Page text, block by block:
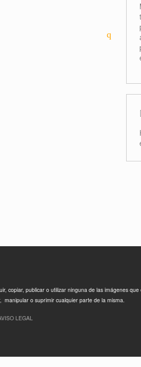
copiar, publicar o utilizar ninguna de las imágenes
o suprimir cualquier parte de la misma.
LEGAL